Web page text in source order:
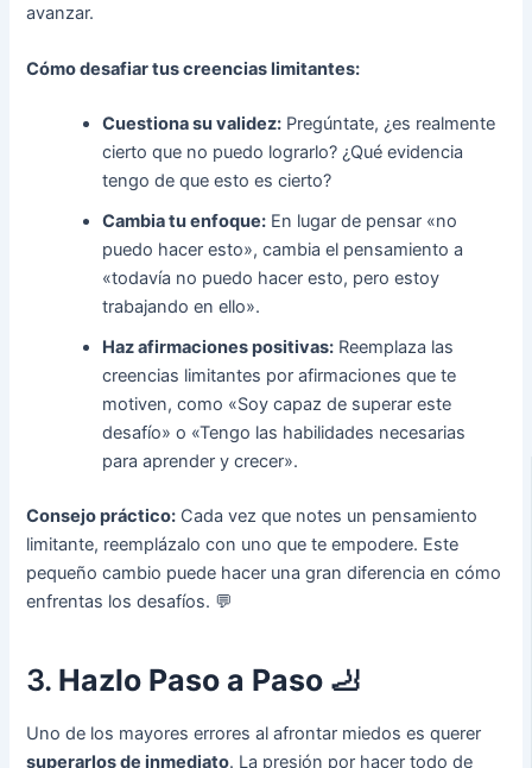
avanzar.
Cómo desafiar tus creencias limitantes:
Cuestiona su validez: Pregúntate, ¿es realmente
cierto que no puedo lograrlo? ¿Qué evidencia
tengo de que esto es cierto?
Cambia tu enfoque: En lugar de pensar «no
puedo hacer esto», cambia el pensamiento a
«todavía no puedo hacer esto, pero estoy
trabajando en ello».
Haz afirmaciones positivas: Reemplaza las
creencias limitantes por afirmaciones que te
motiven, como «Soy capaz de superar este
desafío» o «Tengo las habilidades necesarias
para aprender y crecer».
Consejo práctico: Cada vez que notes un pensamiento
limitante, reemplázalo con uno que te empodere. Este
pequeño cambio puede hacer una gran diferencia en cómo
enfrentas los desafíos. 💬
3. Hazlo Paso a Paso 🦶
Uno de los mayores errores al afrontar miedos es querer
superarlos de inmediato. La presión por hacer todo de